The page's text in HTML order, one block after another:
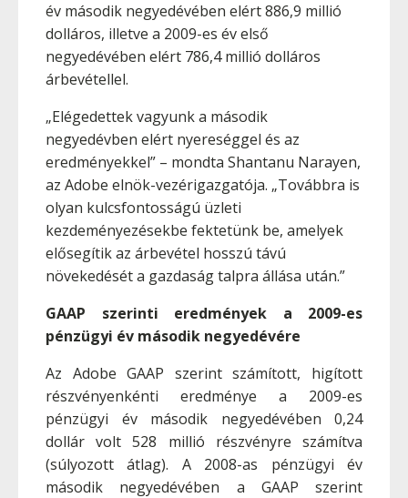
év második negyedévében elért 886,9 millió
dolláros, illetve a 2009-es év első
negyedévében elért 786,4 millió dolláros
árbevétellel.
„Elégedettek vagyunk a második
negyedévben elért nyereséggel és az
eredményekkel” – mondta Shantanu Narayen,
az Adobe elnök-vezérigazgatója. „Továbbra is
olyan kulcsfontosságú üzleti
kezdeményezésekbe fektetünk be, amelyek
elősegítik az árbevétel hosszú távú
növekedését a gazdaság talpra állása után.”
GAAP szerinti eredmények a 2009-es
pénzügyi év második negyedévére
Az Adobe GAAP szerint számított, higított
részvényenkénti eredménye a 2009-es
pénzügyi év második negyedévében 0,24
dollár volt 528 millió részvényre számítva
(súlyozott átlag). A 2008-as pénzügyi év
második negyedévében a GAAP szerint